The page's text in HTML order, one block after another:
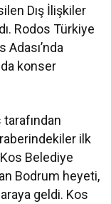
Dış İlişkiler
Rodos Türkiye
Adası’nda
konser
ilk
Belediye
Bodrum heyeti,
geldi. Kos